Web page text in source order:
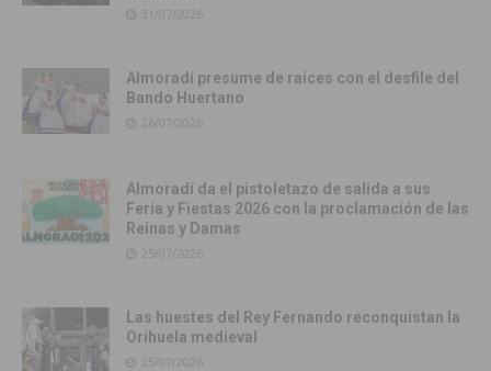
31/07/2026
Almoradí presume de raíces con el desfile del
Bando Huertano
26/07/2026
Almoradí da el pistoletazo de salida a sus
Feria y Fiestas 2026 con la proclamación de las
Reinas y Damas
25/07/2026
Las huestes del Rey Fernando reconquistan la
Orihuela medieval
25/07/2026